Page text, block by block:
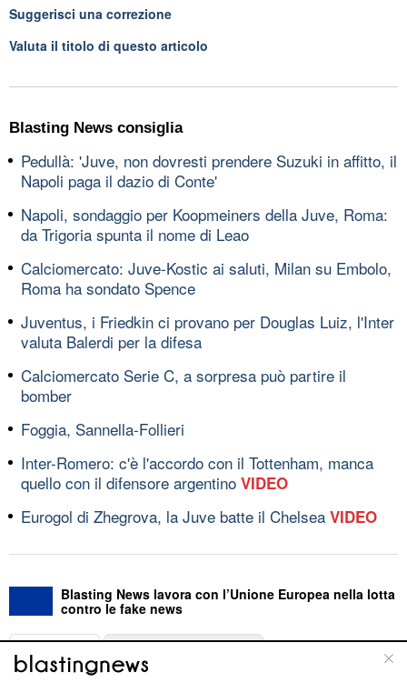
Suggerisci una correzione
Valuta il titolo di questo articolo
Blasting News consiglia
Pedullà: 'Juve, non dovresti prendere Suzuki in affitto, il
Napoli paga il dazio di Conte'
Napoli, sondaggio per Koopmeiners della Juve, Roma:
da Trigoria spunta il nome di Leao
Calciomercato: Juve-Kostic ai saluti, Milan su Embolo,
Roma ha sondato Spence
Juventus, i Friedkin ci provano per Douglas Luiz, l'Inter
valuta Balerdi per la difesa
Calciomercato Serie C, a sorpresa può partire il
bomber
Foggia, Sannella-Follieri
Inter-Romero: c'è l'accordo con il Tottenham, manca
quello con il difensore argentino VIDEO
Eurogol di Zhegrova, la Juve batte il Chelsea VIDEO
Blasting News lavora con l’Unione Europea nella lotta
contro le fake news
ABOUT